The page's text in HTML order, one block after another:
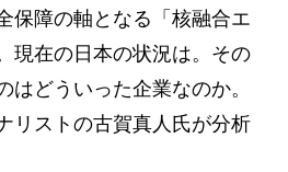
保障の軸となる「核融合エ
現在の日本の状況は。その
はどういった企業なのか。
リストの古賀真人氏が分析